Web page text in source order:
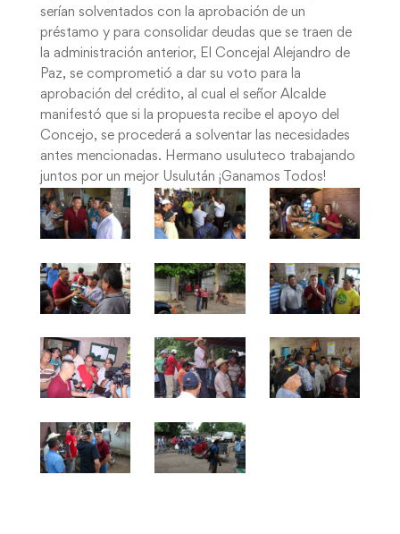
serían solventados con la aprobación de un
préstamo y para consolidar deudas que se traen de
la administración anterior, El Concejal Alejandro de
Paz, se comprometió a dar su voto para la
aprobación del crédito, al cual el señor Alcalde
manifestó que si la propuesta recibe el apoyo del
Concejo, se procederá a solventar las necesidades
antes mencionadas. Hermano usuluteco trabajando
juntos por un mejor Usulután ¡Ganamos Todos!